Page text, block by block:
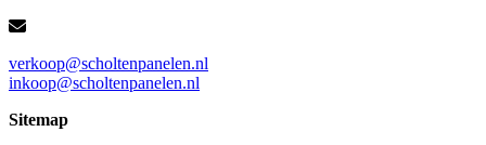
verkoop@scholtenpanelen.nl
inkoop@scholtenpanelen.nl
Sitemap